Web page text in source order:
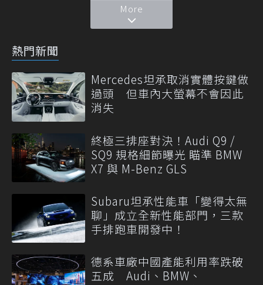
More
熱門新聞
Mercedes坦承取消實體按鍵做
過頭 但車內大螢幕不會因此
消失
終極三排座對決！Audi Q9 /
SQ9 規格細節曝光 瞄準 BMW
X7 與 M-Benz GLS
Subaru坦承性能車「變得太無
聊」成立全新性能部門，三款
手排跑車開發中！
德系車廠中國產能利用率跌破
五成 Audi、BMW、